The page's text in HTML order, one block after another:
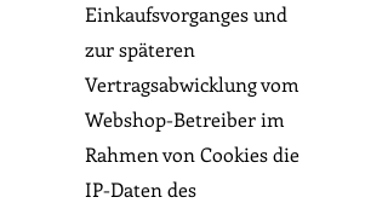
Einkaufsvorganges und
zur späteren
Vertragsabwicklung vom
Webshop-Betreiber im
Rahmen von Cookies die
IP-Daten des